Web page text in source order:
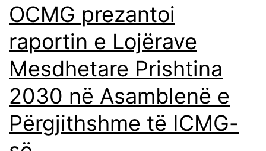
OCMG prezantoi
raportin e Lojërave
Mesdhetare Prishtina
2030 në Asamblenë e
Përgjithshme të ICMG-